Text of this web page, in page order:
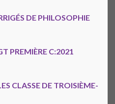
DE PHILOSOPHIE
PREMIÈRE C:2021
CLASSE DE TROISIÈME-